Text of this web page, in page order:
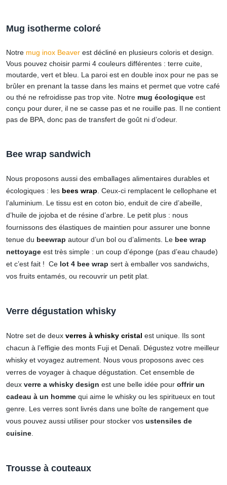
Mug isotherme coloré
Notre mug inox Beaver est décliné en plusieurs coloris et design.
Vous pouvez choisir parmi 4 couleurs différentes : terre cuite,
moutarde, vert et bleu. La paroi est en double inox pour ne pas se
brûler en prenant la tasse dans les mains et permet que votre café
ou thé ne refroidisse pas trop vite. Notre mug écologique est
conçu pour durer, il ne se casse pas et ne rouille pas. Il ne contient
pas de BPA, donc pas de transfert de goût ni d’odeur.
Bee wrap sandwich
Nous proposons aussi des emballages alimentaires durables et
écologiques : les bees wrap. Ceux-ci remplacent le cellophane et
l’aluminium. Le tissu est en coton bio, enduit de cire d’abeille,
d’huile de jojoba et de résine d’arbre. Le petit plus : nous
fournissons des élastiques de maintien pour assurer une bonne
tenue du beewrap autour d’un bol ou d’aliments. Le bee wrap
nettoyage est très simple : un coup d’éponge (pas d’eau chaude)
et c’est fait ! Ce lot 4 bee wrap sert à emballer vos sandwichs,
vos fruits entamés, ou recouvrir un petit plat.
Verre dégustation whisky
Notre set de deux verres à whisky cristal est unique. Ils sont
chacun à l’effigie des monts Fuji et Denali. Dégustez votre meilleur
whisky et voyagez autrement. Nous vous proposons avec ces
verres de voyager à chaque dégustation. Cet ensemble de
deux verre a whisky design est une belle idée pour offrir un
cadeau à un homme qui aime le whisky ou les spiritueux en tout
genre. Les verres sont livrés dans une boîte de rangement que
vous pouvez aussi utiliser pour stocker vos ustensiles de
cuisine.
Trousse à couteaux